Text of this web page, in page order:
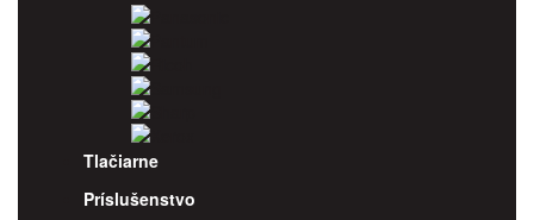
Tlačiarne
Príslušenstvo